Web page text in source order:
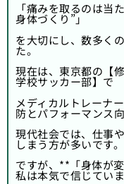
「痛みを取るのは当
身体づくり”」
を大切にし、数多く
た。
現在は、東京都の【
学校サッカー部】で
メディカルトレーナ
防とパフォーマンス
現代社会では、仕事
しまう方が多いです。
ですが、**「身体が
私は本気で信じていま